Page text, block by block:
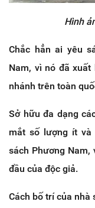
Hình
Chắc hẳn ai yêu
Nam, vì nó đã
nhánh trên toàn
Sở hữu đa dạng
mắt số lượng ít và
sách Phương
đầu của độc giả.
Cách bố trí của nhà